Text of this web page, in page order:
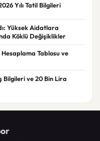
Yılı Tatil Bilgileri
Yüksek Aidatlara
Köklü Değişiklikler
Tablosu ve
Bilgileri ve 20 Bin Lira